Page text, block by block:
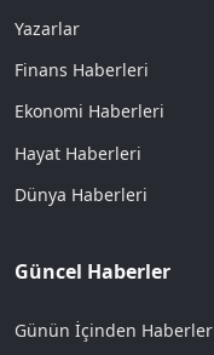
Yazarlar
Finans Haberleri
Ekonomi Haberleri
Hayat Haberleri
Dünya Haberleri
Güncel Haberler
Günün İçinden Haberler